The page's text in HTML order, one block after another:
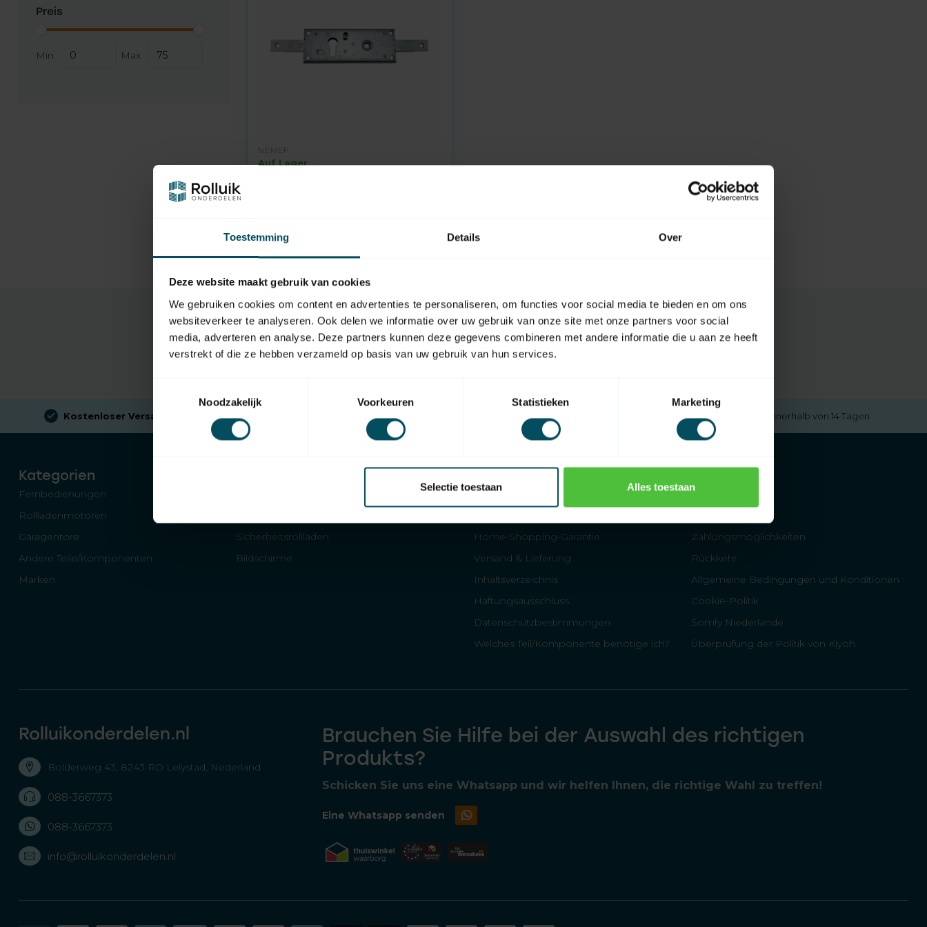
Toestemming Details Over
Deze website maakt gebruik van cookies
We gebruiken cookies om content en advertenties te personaliseren, om functies voor social media te bieden en om ons
websiteverkeer te analyseren. Ook delen we informatie over uw gebruik van onze site met onze partners voor social
media, adverteren en analyse. Deze partners kunnen deze gegevens combineren met andere informatie die u aan ze heeft
verstrekt of die ze hebben verzameld op basis van uw gebruik van hun services.
Noodzakelijk
Voorkeuren Statistieken Marketing
Selectie toestaan Alles toestaan
Preis
Min Max
NEMEF
Auf Lager
Kostenloser Versand beim Kauf von €100 (in NL) Angegliedert an die Home Shopping Garantie Kostenlose Rücksendung innerhalb von 14 Tagen
Kategorien
Fernbedienungen
Rollladenmotoren
Garagentore
Sicherheitsrollläden
Andere Teile/Komponenten
Bildschirme
Marken
Informationen
Über uns
FAQs
Home-Shopping-Garantie
Zahlungsmöglichkeiten
Versand & Lieferung
Rückkehr
Inhaltsverzeichnis
Allgemeine Bedingungen und Konditionen
Haftungsausschluss
Cookie-Politik
Datenschutzbestimmungen
Somfy Niederlande
Welches Teil/Komponente benötige ich?
Überprüfung der Politik von Kiyoh
Rolluikonderdelen.nl
Bolderweg 43, 8243 RD Lelystad, Nederland
088-3667373
088-3667373
info@rolluikonderdelen.nl
Brauchen Sie Hilfe bei der Auswahl des richtigen
Produkts?
Schicken Sie uns eine Whatsapp und wir helfen Ihnen, die richtige Wahl zu treffen!
Eine Whatsapp senden